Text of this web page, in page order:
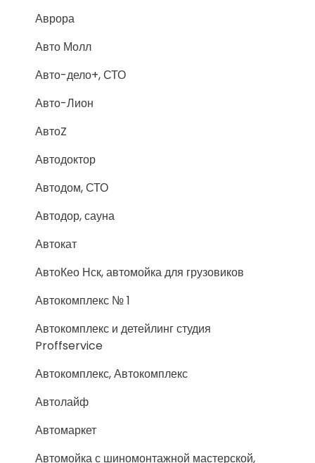
Аврора
Авто Молл
Авто-дело+, СТО
Авто-Лион
АвтоZ
Автодоктор
Автодом, СТО
Автодор, сауна
Автокат
АвтоКео Нск, автомойка для грузовиков
Автокомплекс № 1
Автокомплекс и детейлинг студия
Proffservice
Автокомплекс, Автокомплекс
Автолайф
Автомаркет
Автомойка с шиномонтажной мастерской,